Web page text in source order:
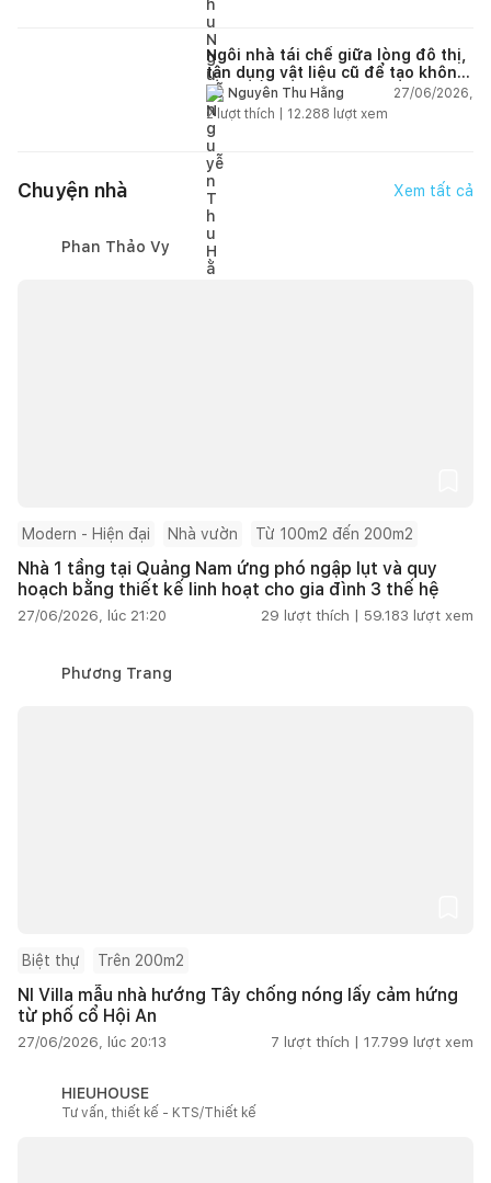
Ngôi nhà tái chế giữa lòng đô thị,
tận dụng vật liệu cũ để tạo không
gian sống linh hoạt
Nguyễn Thu Hằng
27/06/2026,
2lượt thích | 12.288 lượt xem
Chuyện nhà Xem tất cả
Phan Thảo Vy
Modern - Hiện đại Nhà vườn Từ 100m2 đến 200m2
Nhà 1 tầng tại Quảng Nam ứng phó ngập lụt và quy
hoạch bằng thiết kế linh hoạt cho gia đình 3 thế hệ
27/06/2026, lúc 21:20 29 lượt thích | 59.183 lượt xem
Phương Trang
Biệt thự Trên 200m2
NI Villa mẫu nhà hướng Tây chống nóng lấy cảm hứng
từ phố cổ Hội An
27/06/2026, lúc 20:13 7 lượt thích | 17.799 lượt xem
HIEUHOUSE
Tư vấn, thiết kế - KTS/Thiết kế